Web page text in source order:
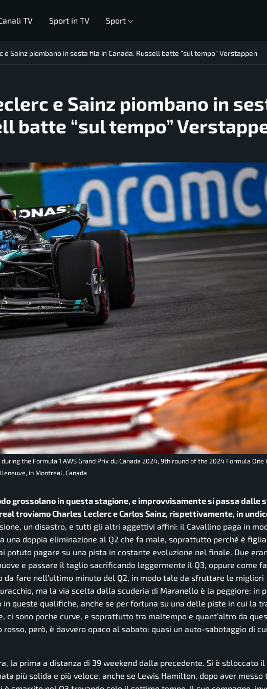
TV Sport in TV Sport
e Sainz piombano in sesta fila in Canada. Russell batte “sul tempo” Verstappen
e Sainz piombano in
batte “sul tempo”
during the Formula 1 AWS Grand Prix du Canada 2024, 9th round of the 2024 Formula One
in Montreal, Canada
grossolano in questa stagione, e improvvisamente si passa dalle
troviamo Charles Leclerc e Carlos Sainz, rispettivamente, in
un disastro, e tutti gli altri aggettivi affini: il Cavallino paga in
una doppia eliminazione al Q2 che fa male, soprattutto perché è
potuto pagare su una pista in costante evoluzione nel finale. Due
e passare il taglio sacrificando leggermente il Q3, oppure come
fare nell’ultimo minuto del Q2, in modo tale da sfruttare le migliori
ma la via scelta dalla scuderia di Maranello è la peggiore: in
queste qualifiche, anche se per fortuna su una delle piste in cui la
ci sono poche curve, e soprattutto tra maltempo e quant’altro da
però, è davvero opaco al sabato: quasi un auto-sabotaggio di
la prima a distanza di 39 weekend dalla precedente. Si è sbloccato il
più solida e più veloce, anche se Lewis Hamilton, dopo aver messo